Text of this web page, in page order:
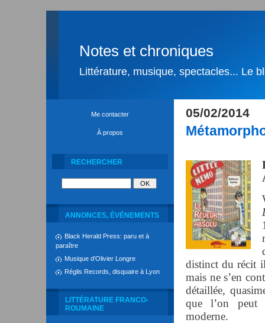
Notes et chroniques
Littérature, musique, spectacles... Le
Me contacter
À propos
RECHERCHER
ANNONCES, ÉVÉNEMENTS
Black Herald Press: paru et à
paraître
Musique d'Olivier Longre
Réglis Records, disquaire à Lyon
LITTÉRATURE FRANCO-
ROUMAINE
05/02/2014
distinct du récit
mais ne s’en
détaillée,
que l’on peut
moderne.